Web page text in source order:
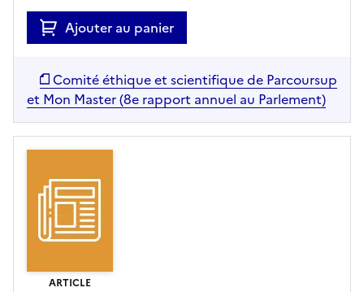
Ajouter au panier
Comité éthique et scientifique de Parcoursup
et Mon Master (8e rapport annuel au Parlement)
ARTICLE